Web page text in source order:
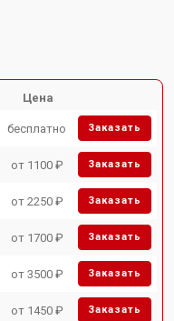
Цена
бесплатно Заказать
от 1100 ₽ Заказать
от 2250 ₽ Заказать
от 1700 ₽ Заказать
от 3500 ₽ Заказать
от 1450 ₽ Заказать